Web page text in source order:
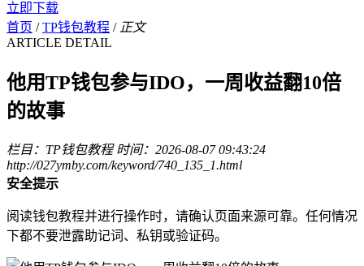
立即下载
首页 / TP钱包教程 / 正文
ARTICLE DETAIL
他用TP钱包参与IDO，一周收益翻10倍
的故事
栏目：TP钱包教程 时间：2026-08-07 09:43:24
http://027ymby.com/keyword/740_135_1.html
安全提示
阅读钱包教程并进行操作时，请确认页面来源可靠。任何情况
下都不要泄露助记词、私钥或验证码。